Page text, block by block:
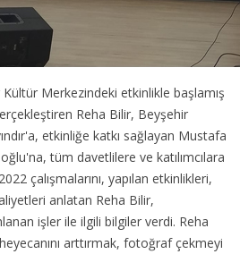
Merkezindeki etkinlikle başlamış
Reha Bilir, Beyşehir
etkinliğe katkı sağlayan Mustafa
tüm davetlilere ve katılımcılara
çalışmalarını, yapılan etkinlikleri,
anlatan Reha Bilir,
işler ile ilgili bilgiler verdi. Reha
arttırmak, fotoğraf çekmeyi